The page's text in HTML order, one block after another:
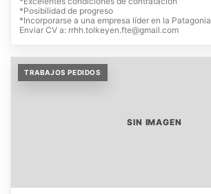
*Posibilidad de progreso
*Incorporarse a una empresa líder en la Patagonia
Enviar CV a: rrhh.tolkeyen.fte@gmail.com
TRABAJOS PEDIDOS
SIN IMAGEN